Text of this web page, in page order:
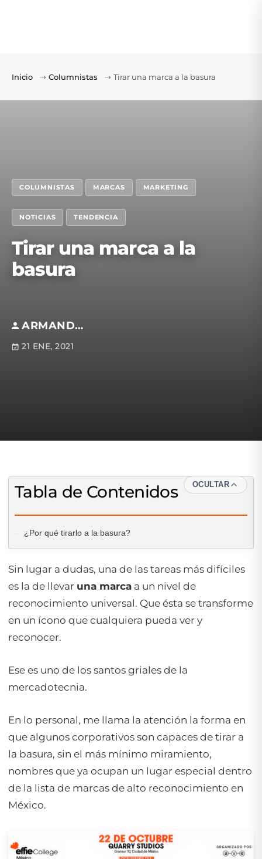
Inicio ⇢ Columnistas ⇢ Tirar una marca a la basura
COLUMNISTAS MARCAS MARKETING
NOTICIAS TENDENCIA
Tirar una marca a la
basura
ARMANDO REYGADAS ANFOSSI
21 ENE, 2021
Tabla de Contenidos OCULTAR
¿Por qué tirarlo a la basura?
Sin lugar a dudas, una de las tareas más difíciles
es la de llevar una marca a un nivel de
reconocimiento universal. Que ésta se transforme
en un ícono que cualquiera pueda ver y
reconocer.
Ese es uno de los santos griales de la
mercadotecnia.
En lo personal, me llama la atención la forma en
que algunos corporativos son capaces de tirar a
la basura, sin el más mínimo miramiento,
nombres que ya ocupan un lugar especial dentro
de la lista de marcas de alto reconocimiento en
México.